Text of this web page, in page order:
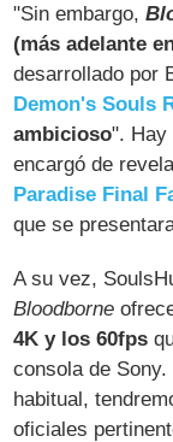
"Sin embargo,
(más adelante
desarrollado por
Demon's Souls
ambicioso". Hay
encargó de
Paradise Final
que se
A su vez,
Bloodborne
4K y los 60fps
consola de
habitual,
oficiales